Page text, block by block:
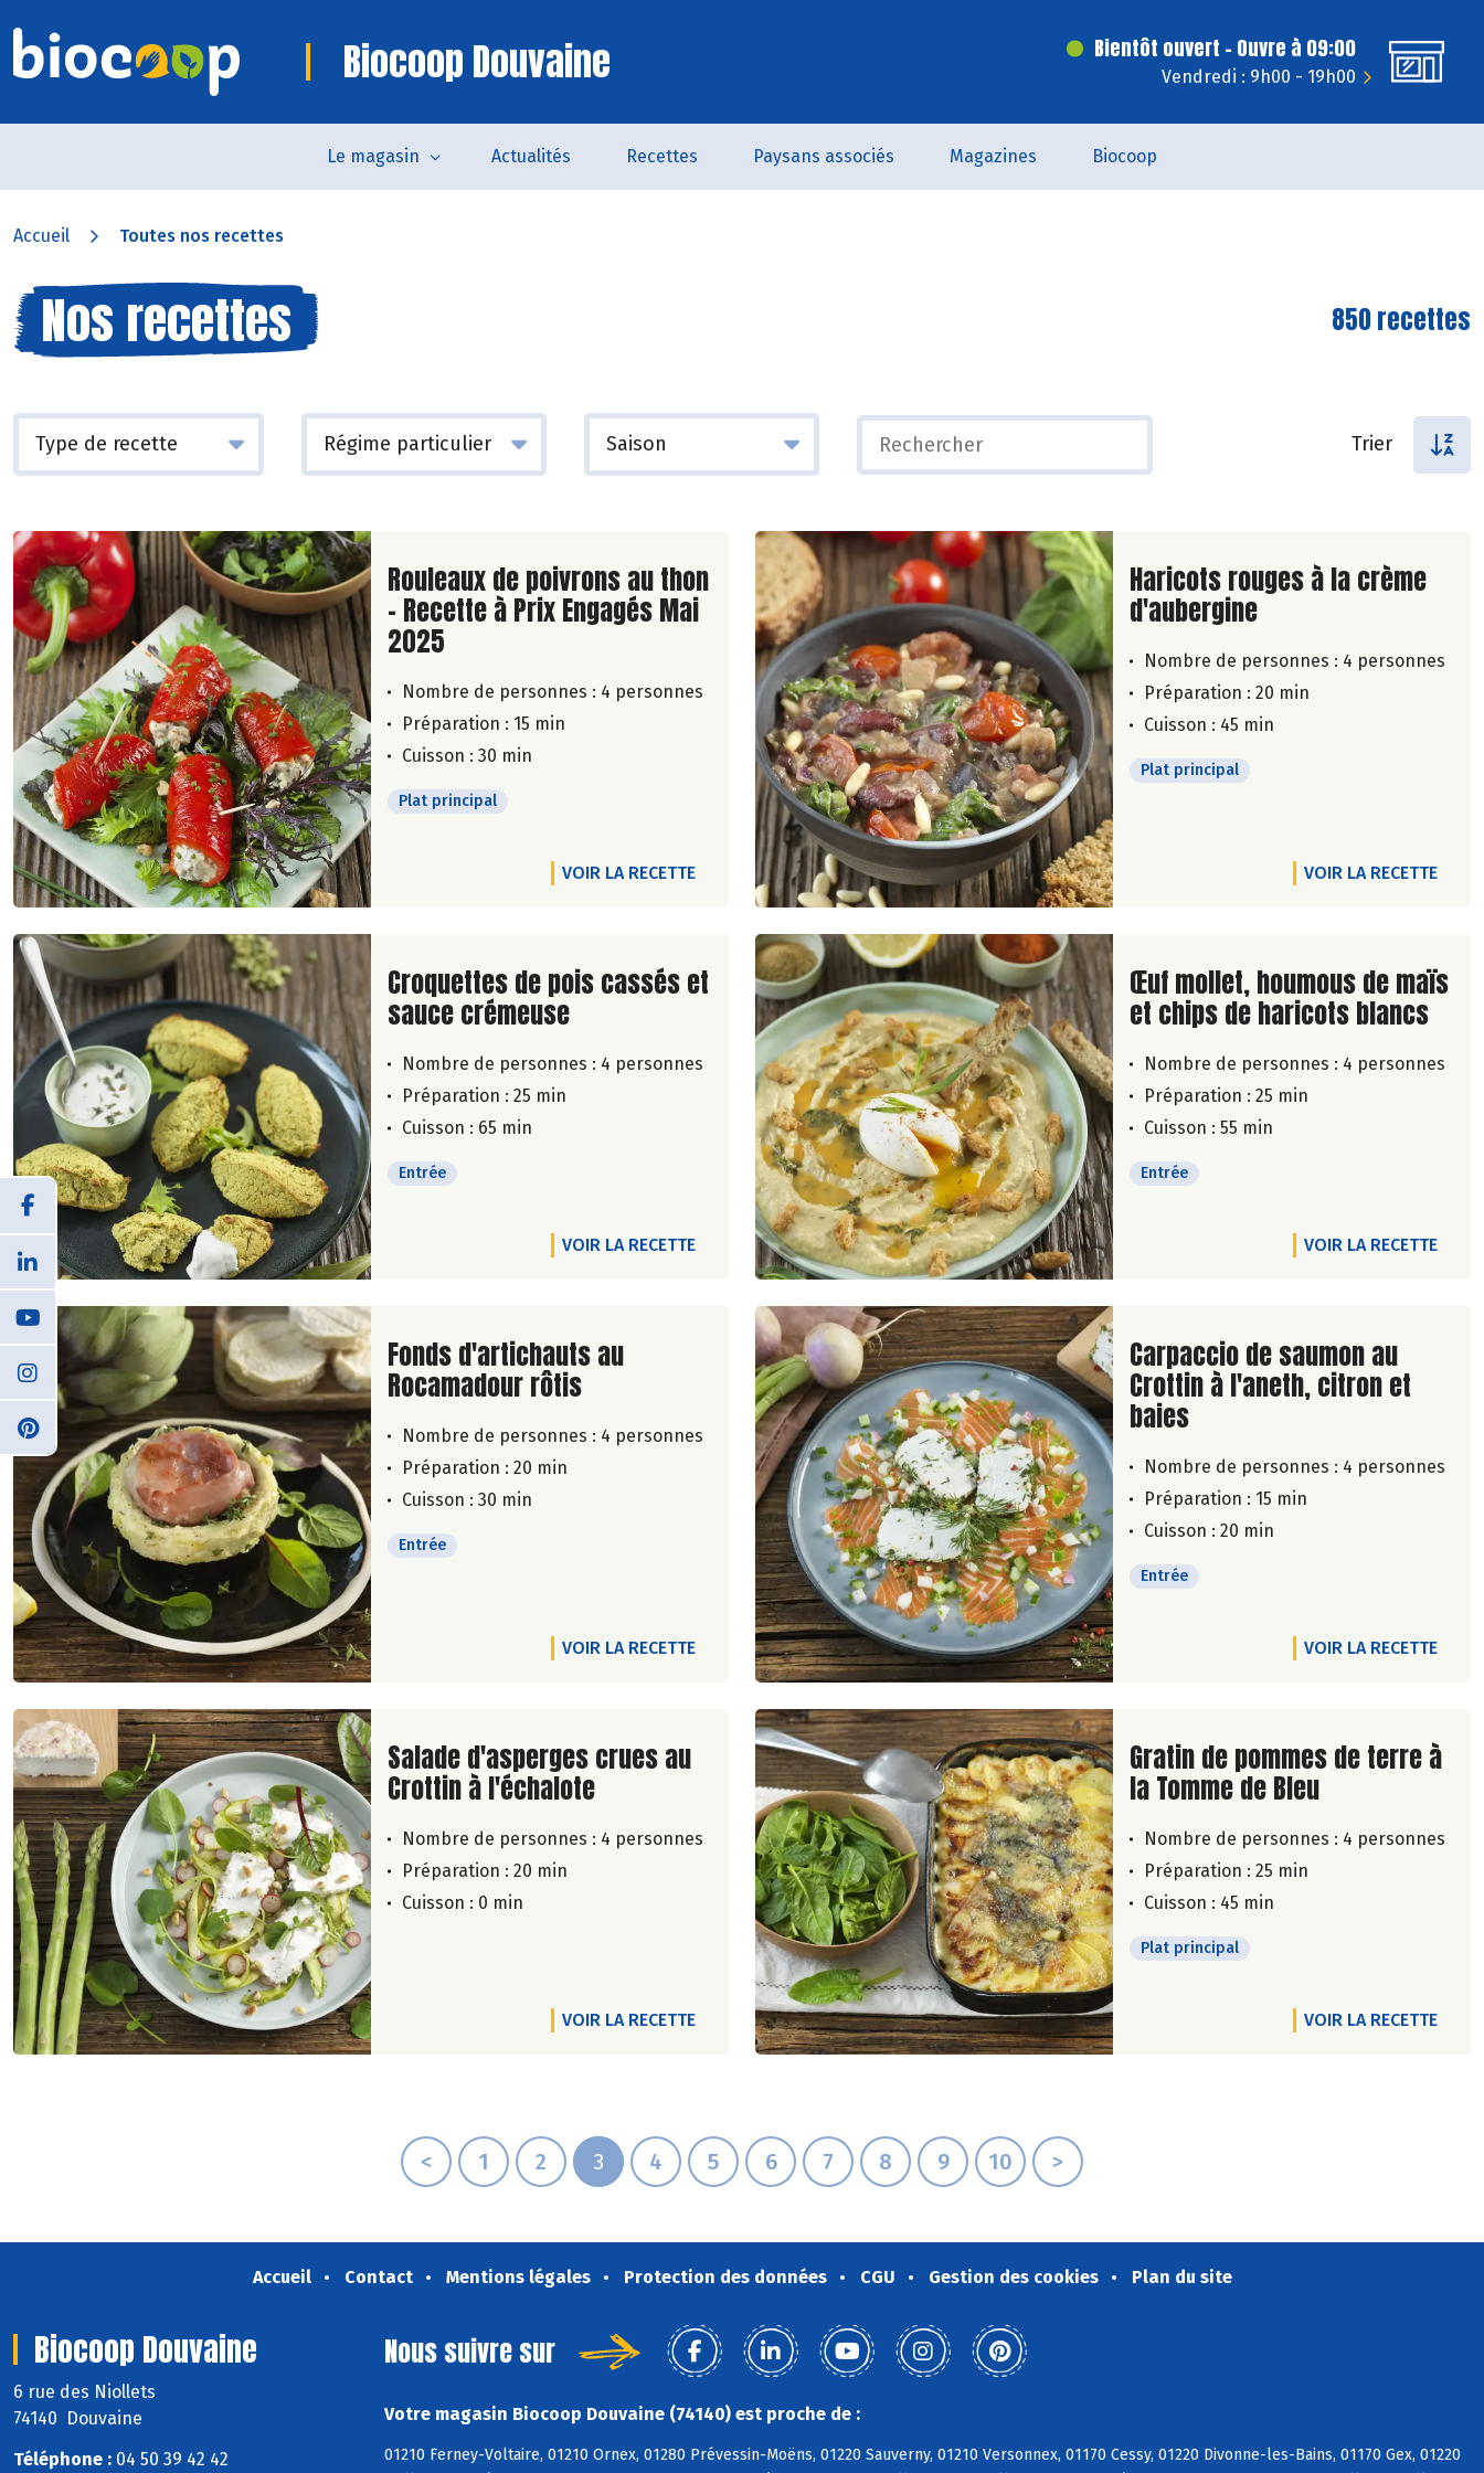
Biocoop Douvaine Bientôt ouvert - Ouvre à 09:00
Vendredi : 9h00 - 19h00
Le magasin Actualités Recettes Paysans associés Magazines Biocoop
Accueil Toutes nos recettes
Nos recettes 850 recettes
Trier
Lire la suite de la recette
Rouleaux de poivrons au thon
- Recette à Prix Engagés Mai
2025
Nombre de personnes : 4 personnes
Préparation : 15 min
Cuisson : 30 min
Plat principal
VOIR LA RECETTE
Lire la suite de la recette
Haricots rouges à la crème
d'aubergine
Nombre de personnes : 4 personnes
Préparation : 20 min
Cuisson : 45 min
Plat principal
VOIR LA RECETTE
Lire la suite de la recette
Croquettes de pois cassés et
sauce crémeuse
Nombre de personnes : 4 personnes
Préparation : 25 min
Cuisson : 65 min
Entrée
VOIR LA RECETTE
Lire la suite de la recette
Œuf mollet, houmous de maïs
et chips de haricots blancs
Nombre de personnes : 4 personnes
Préparation : 25 min
Cuisson : 55 min
Entrée
VOIR LA RECETTE
Lire la suite de la recette
Fonds d'artichauts au
Rocamadour rôtis
Nombre de personnes : 4 personnes
Préparation : 20 min
Cuisson : 30 min
Entrée
VOIR LA RECETTE
Lire la suite de la recette
Carpaccio de saumon au
Crottin à l'aneth, citron et
baies
Nombre de personnes : 4 personnes
Préparation : 15 min
Cuisson : 20 min
Entrée
VOIR LA RECETTE
Lire la suite de la recette
Salade d'asperges crues au
Crottin à l'échalote
Nombre de personnes : 4 personnes
Préparation : 20 min
Cuisson : 0 min
VOIR LA RECETTE
Lire la suite de la recette
Gratin de pommes de terre à
la Tomme de Bleu
Nombre de personnes : 4 personnes
Préparation : 25 min
Cuisson : 45 min
Plat principal
VOIR LA RECETTE
< 1 2 3 4 5 6 7 8 9 10 >
Accueil Contact Mentions légales Protection des données CGU Gestion des cookies Plan du site
Biocoop Douvaine
6 rue des Niollets
74140 Douvaine
Téléphone : 04 50 39 42 42
Nous suivre sur
Votre magasin Biocoop Douvaine (74140) est proche de :
01210 Ferney-Voltaire, 01210 Ornex, 01280 Prévessin-Moëns, 01220 Sauverny, 01210 Versonnex, 01170 Cessy, 01220 Divonne-les-Bains, 01170 Gex, 01220